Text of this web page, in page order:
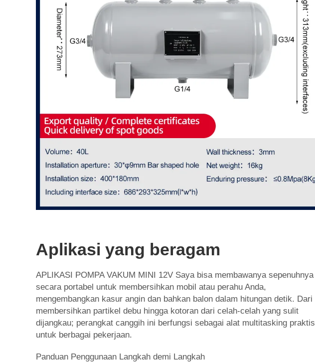
Aplikasi yang beragam
APLIKASI POMPA VAKUM MINI 12V Saya bisa membawanya sepenuhnya
secara portabel untuk membersihkan mobil atau perahu Anda,
mengembangkan kasur angin dan bahkan balon dalam hitungan detik. Dari
membersihkan partikel debu hingga kotoran dari celah-celah yang sulit
dijangkau; perangkat canggih ini berfungsi sebagai alat multitasking praktis
untuk berbagai pekerjaan.
Panduan Penggunaan Langkah demi Langkah